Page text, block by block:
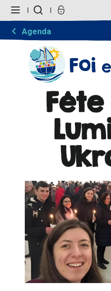
contenu.
navigation
personnels
Agenda